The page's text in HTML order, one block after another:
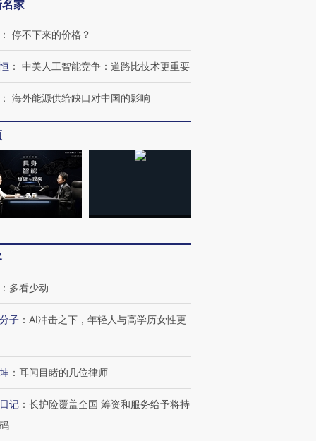
产们甘
四届链博
“链”接产
【特别呈现】寻找100种
有意思的生活方式·第三对
CFO：不靠规模取胜，华
住三大增长引擎是什么？
家
： 停不下来的价格？
： 中美人工智能竞争：道路比技术更重要
： 海外能源供给缺口对中国的影响
： 多看少动
子 ： AI冲击之下，年轻人与高学历女性更
： 耳闻目睹的几位律师
记 ： 长护险覆盖全国 筹资和服务给予将持